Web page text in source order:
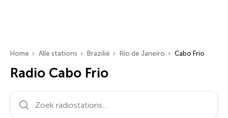
Home Alle stations Brazilië Rio de Janeiro Cabo Frio
Radio Cabo Frio
Zoek radiostations…